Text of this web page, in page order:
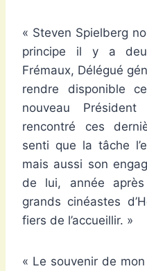
« Steven Spielberg
principe il y a
Frémaux, Délégué
rendre disponible
nouveau
rencontré ces
senti que la tâche
mais aussi son
de lui, année
grands cinéastes
fiers de l’accueillir. »
« Le souvenir de